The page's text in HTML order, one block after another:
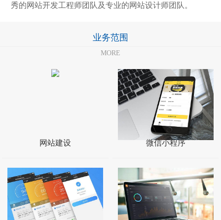
秀的网站开发工程师团队及专业的网站设计师团队。
业务范围
MORE
网站建设 微信小程序